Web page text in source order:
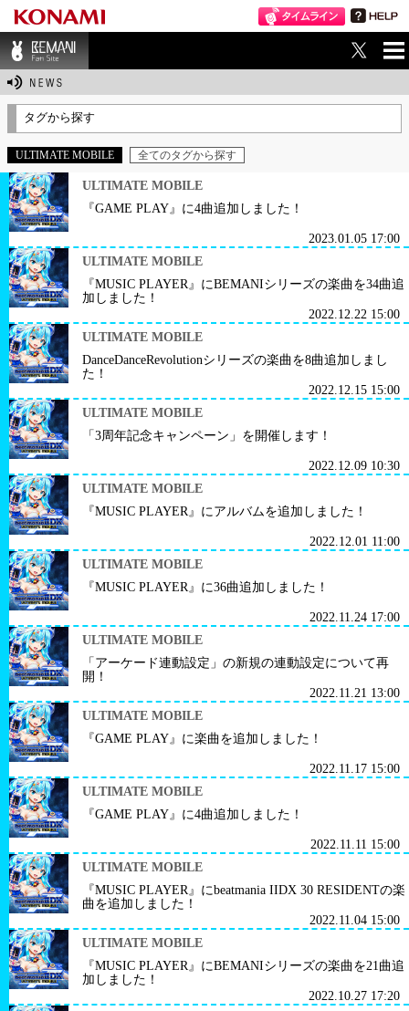
BEMANI Fan Sit
タグから探す
ULTIMATE MOBILE 全てのタグから探す
ULTIMATE MOBILE
『GAME PLAY』に4曲追加しました！
2023.01.05 17:00
ULTIMATE MOBILE
『MUSIC PLAYER』にBEMANIシリーズの楽曲を34曲追
加しました！
2022.12.22 15:00
ULTIMATE MOBILE
DanceDanceRevolutionシリーズの楽曲を8曲追加しまし
た！
2022.12.15 15:00
ULTIMATE MOBILE
「3周年記念キャンペーン」を開催します！
2022.12.09 10:30
ULTIMATE MOBILE
『MUSIC PLAYER』にアルバムを追加しました！
2022.12.01 11:00
ULTIMATE MOBILE
『MUSIC PLAYER』に36曲追加しました！
2022.11.24 17:00
ULTIMATE MOBILE
「アーケード連動設定」の新規の連動設定について再
開！
2022.11.21 13:00
ULTIMATE MOBILE
『GAME PLAY』に楽曲を追加しました！
2022.11.17 15:00
ULTIMATE MOBILE
『GAME PLAY』に4曲追加しました！
2022.11.11 15:00
ULTIMATE MOBILE
『MUSIC PLAYER』にbeatmania IIDX 30 RESIDENTの楽
曲を追加しました！
2022.11.04 15:00
ULTIMATE MOBILE
『MUSIC PLAYER』にBEMANIシリーズの楽曲を21曲追
加しました！
2022.10.27 17:20